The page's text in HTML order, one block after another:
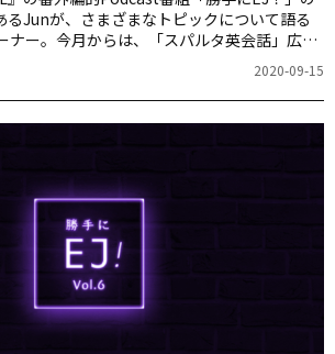
るJunが、さまざまなトピックについて語る
ナー。今月からは、「スパルタ英会話」広
か、EJやPodcast番組内で扱ったカルチャー
論考します。
2020-09-15